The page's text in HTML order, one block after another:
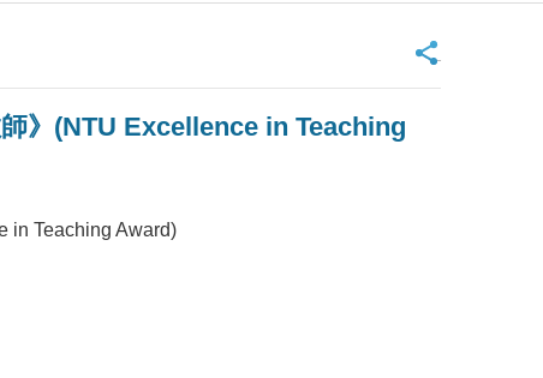
_
》(NTU Excellence in Teaching
in Teaching Award)